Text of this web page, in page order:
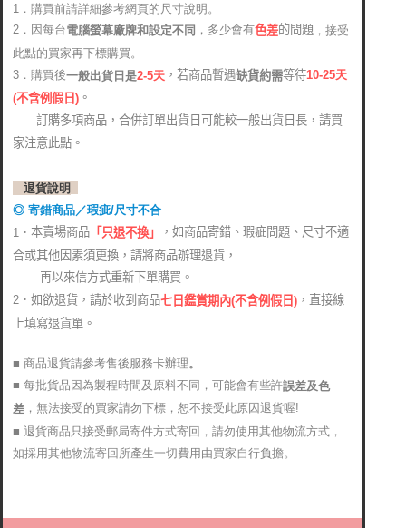
1．購買前請詳細參考網頁的尺寸說明。
2．因每台電腦螢幕廠牌和設定不同 ，多少會有色差的問題 ，接受
此點的買家再下標購買。
3．購買後一般出貨日是2-5天 ，若商品暫遇缺貨約需等待10-25天
(不含例假日) 。
訂購多項商品，合併訂單出貨日可能較一般出貨日長，請買
家注意此點。
退貨說明
◎ 寄錯商品／瑕疵/尺寸不合
1． 本賣場商品 「只退不換」
，如商品寄錯、瑕疵問題、尺寸不適
合或其他因素須更換，請將商品辦理退貨，
再以來信方式重新下單購買。
2．如欲退貨，請於收到商品七日鑑賞期內(不含例假日) ，直接線
上填寫退貨單。
■ 商品退貨請參考售後服務卡辦理。
■ 每批貨品因為製程時間及原料不同，可能會有些許誤差及色
差 ，無法接受的買家請勿下標，恕不接受此原因退貨喔!
■ 退貨商品只接受郵局寄件方式寄回，請勿使用其他物流方式，
如採用其他物流寄回所產生一切費用由買家自行負擔。